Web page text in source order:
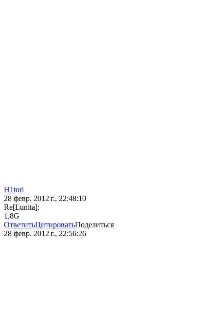
H1tori
28 февр. 2012 г., 22:48:10
Re[Lunita]:
1,8G
ОтветитьЦитироватьПоделиться
28 февр. 2012 г., 22:56:26